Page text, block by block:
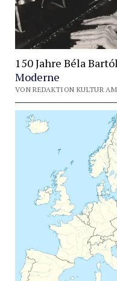
150 Jahre Béla
Moderne
VON REDAKTION KULTUR